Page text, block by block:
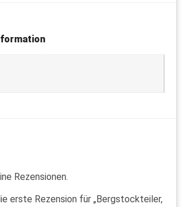
Rezensionen.
erste Rezension für „Bergstockteiler,